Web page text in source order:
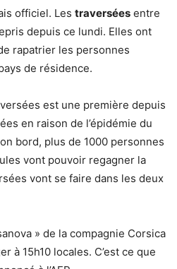
officiel. Les traversées entre
depuis ce lundi. Elles ont
rapatrier les personnes
de résidence.
est une première depuis
en raison de l’épidémie du
bord, plus de 1000 personnes
vont pouvoir regagner la
vont se faire dans les deux
» de la compagnie Corsica
à 15h10 locales. C’est ce que